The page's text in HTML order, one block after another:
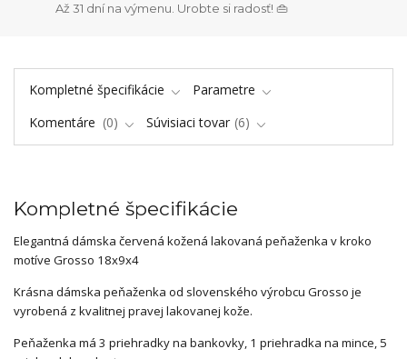
Až 31 dní na výmenu. Urobte si radosť! 👜
Kompletné špecifikácie
Parametre
Komentáre
0 Súvisiaci tovar 6
Kompletné špecifikácie
Elegantná dámska červená kožená lakovaná peňaženka v kroko
motíve Grosso 18x9x4
Krásna dámska peňaženka od slovenského výrobcu Grosso je
vyrobená z kvalitnej pravej lakovanej kože.
Peňaženka má 3 priehradky na bankovky, 1 priehradka na mince, 5